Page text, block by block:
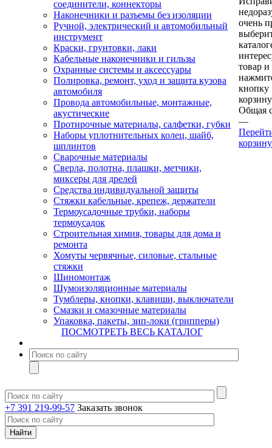
соединители, коннекторы
Наконечники и разъемы без изоляции
Ручной, электрический и автомобильный
инструмент
Краски, грунтовки, лаки
Кабельные наконечники и гильзы
Охранные системы и аксессуары
Полировка, ремонт, уход и защита кузова
автомобиля
Провода автомобильные, монтажные,
акустические
Протирочные материалы, салфетки, губки
Наборы уплотнительных колец, шайб,
шплинтов
Сварочные материалы
Сверла, полотна, плашки, метчики,
миксеры для дрелей
Средства индивидуальной защиты
Стяжки кабельные, крепеж, держатели
Термоусадочные трубки, наборы
термоусадок
Строительная химия, товары для дома и
ремонта
Хомуты червячные, силовые, стальные
стяжки
Шиномонтаж
Шумоизоляционные материалы
Тумблеры, кнопки, клавиши, выключатели
Смазки и смазочные материалы
Упаковка, пакеты, зип-локи (грипперы)
ПОСМОТРЕТЬ ВЕСЬ КАТАЛОГ
+7 391 219-99-57 Заказать звонок
очень
товар и
кнопку
Общая
—
корзину